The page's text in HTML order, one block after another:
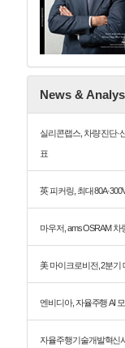
News &
실리콘랩스, 차량 진단·
표
英 피커링, 최대
마우저, ams OSRAM 차
美 마이크로비전, 2분기
엔비디아, 자율주행 AI
자율주행기술개발혁신